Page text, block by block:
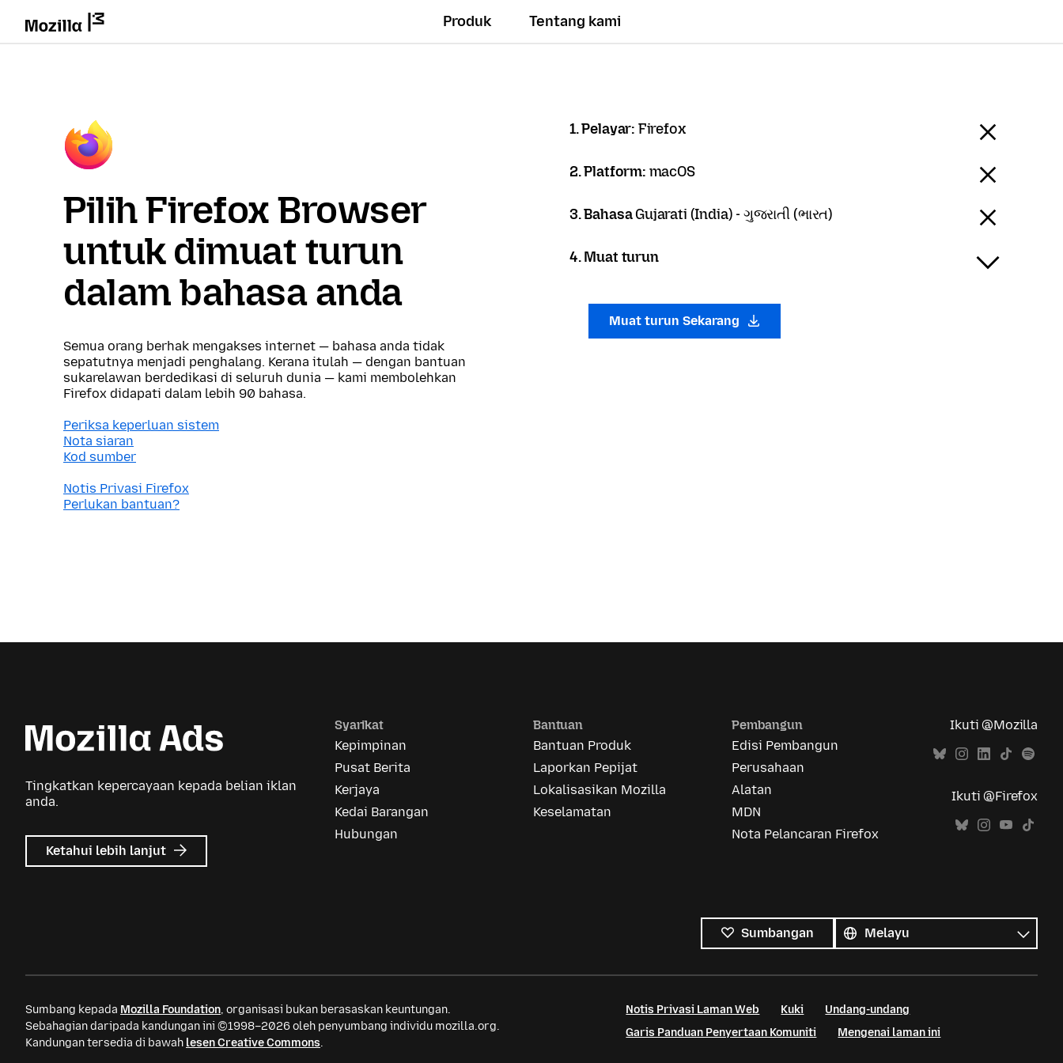
Produk Tentang kami
Pilih Firefox Browser
untuk dimuat turun
dalam bahasa anda
Semua orang berhak mengakses internet — bahasa anda tidak
sepatutnya menjadi penghalang. Kerana itulah — dengan bantuan
sukarelawan berdedikasi di seluruh dunia — kami membolehkan
Firefox didapati dalam lebih 90 bahasa.
Periksa keperluan sistem
Nota siaran
Kod sumber
Notis Privasi Firefox
Perlukan bantuan?
1. Pelayar: Firefox
2. Platform: macOS
3. BahasaGujarati (India) - ગુજરાતી (ભારત)
4. Muat turun
Muat turun Sekarang
Tingkatkan kepercayaan kepada belian iklan
anda.
Ketahui lebih lanjut tentang
Iklan
Syarikat
Kepimpinan
Pusat Berita
Kerjaya
Kedai Barangan
Hubungan
Bantuan
Bantuan Produk
Laporkan Pepijat
Lokalisasikan Mozilla
Keselamatan
Pembangun
Edisi Pembangun
Perusahaan
Alatan
MDN
Nota Pelancaran Firefox
Ikuti @Mozilla
Ikuti @Firefox
Sumbangan
bahasa
Bahasa
Sumbang kepada Mozilla Foundation, organisasi bukan berasaskan keuntungan.
Sebahagian daripada kandungan ini ©1998–2026 oleh penyumbang individu mozilla.org.
Kandungan tersedia di bawah lesen Creative Commons.
Notis Privasi Laman Web Kuki
Undang-undang
Garis Panduan Penyertaan Komuniti
Mengenai laman ini